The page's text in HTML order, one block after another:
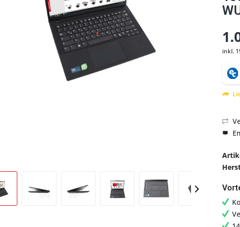
Abbildung
inkl.